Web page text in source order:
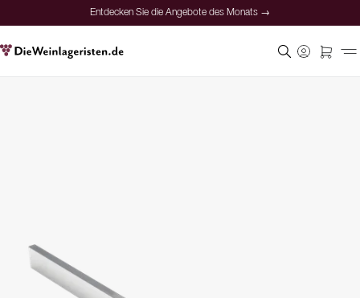
Entdecken Sie die Angebote des Monats →